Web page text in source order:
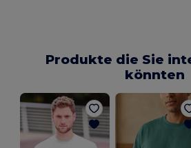
Produkte die Sie
könnten